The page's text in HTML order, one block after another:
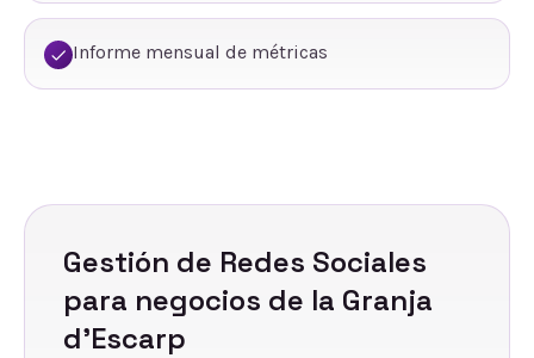
Informe mensual de métricas
Gestión de Redes Sociales
para negocios de la Granja
d'Escarp